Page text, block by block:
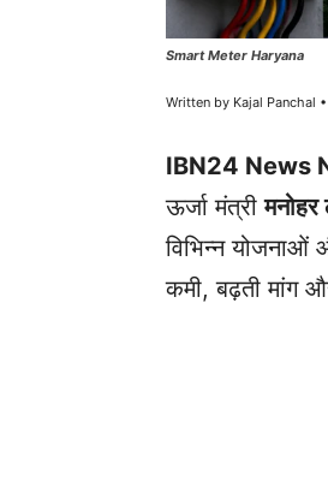
Smart Meter Haryana
Written by Kajal Panchal
IBN24 News
ऊर्जा मंत्री
विभिन्न योजनाओं
कमी, बढ़ती मांग